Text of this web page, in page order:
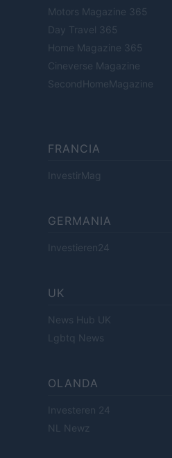
Motors Magazine 365
Day Travel 365
Home Magazine 365
Cineverse Magazine
SecondHomeMagazine
FRANCIA
InvestirMag
GERMANIA
Investieren24
UK
News Hub UK
Lgbtq News
OLANDA
Investeren 24
NL Newz